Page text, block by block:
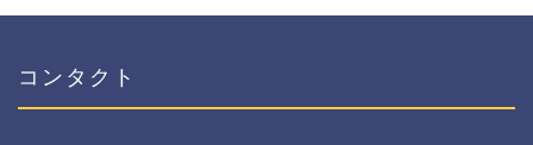
コンタクト